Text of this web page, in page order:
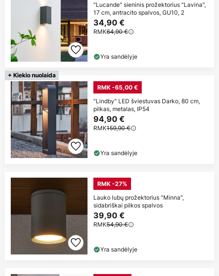
"Lucande" sieninis prožektorius "Lavina",
17 cm, antracito spalvos, GU10, 2
34,90 €
RMK64,90 €
Yra sandėlyje
+ Kiekio nuolaida
RMK -65,00 €
"Lindby" LED šviestuvas Darko, 80 cm,
pilkas, metalas, IP54
94,90 €
RMK159,90 €
Yra sandėlyje
RMK -27%
Lauko lubų prožektorius "Minna",
sidabriškai pilkos spalvos
39,90 €
RMK54,90 €
Yra sandėlyje